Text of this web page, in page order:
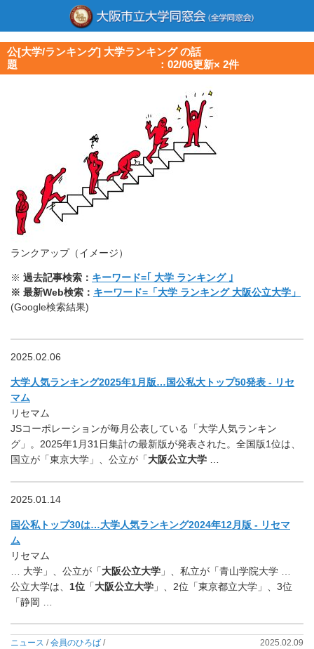
公[大学/ランキング] 大学ランキング の話
題 ：02/06更新× 2件
ランクアップ（イメージ）
※ 過去記事検索： キーワード=｢ 大学 ランキング ｣
※ 最新Web検索： キーワード=「大学 ランキング 大阪公立大学」
(Google検索結果)
2025.02.06
大学人気ランキング2025年1月版…国公私大トップ50発表 - リセ
マム
リセマム
JSコーポレーションが毎月公表している「大学人気ランキン
グ」。2025年1月31日集計の最新版が発表された。全国版1位は、
国立が「東京大学」、公立が「大阪公立大学
2025.01.14
国公私トップ30は…大学人気ランキング2024年12月版 - リセマ
ム
リセマム
… 大学」、公立が「大阪公立大学 」、私立が「青山学院大学 …
公立大学は、 1位 「大阪公立大学 」、2位「東京都立大学」、3位
「静岡 …
ニュース /会員のひろば / 2025.02.09